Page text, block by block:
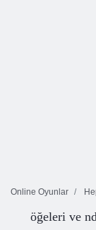
Online Oyunlar
öğeleri ve